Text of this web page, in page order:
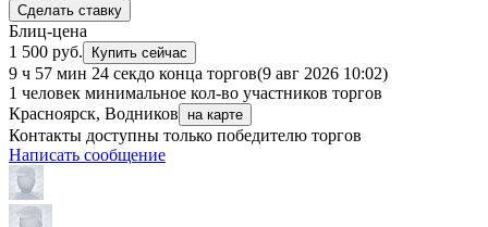
Сделать ставку
Блиц-цена
1 500 руб.
Купить сейчас
9 ч 57 мин 24 секдо конца торгов(9 авг 2026 10:02)
1 человек минимальное кол-во участников торгов
Красноярск, Водников
на карте
Контакты доступны только победителю торгов
Написать сообщение